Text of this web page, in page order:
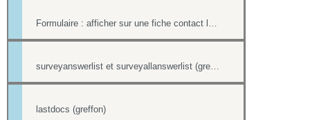
Formulaire : afficher sur une fiche contact le lien ou le contenu d'un formulaire
surveyanswerlist et surveyallanswerlist (greffons)
lastdocs (greffon)